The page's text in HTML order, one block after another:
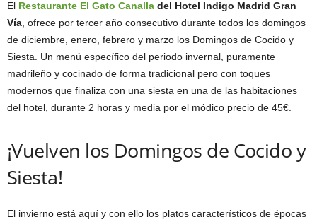
El Restaurante El Gato Canalla del Hotel Indigo Madrid Gran
Vía , ofrece por tercer año consecutivo durante todos los domingos
de diciembre, enero, febrero y marzo los Domingos de Cocido y
Siesta. Un menú específico del periodo invernal, puramente
madrileño y cocinado de forma tradicional pero con toques
modernos que finaliza con una siesta en una de las habitaciones
del hotel, durante 2 horas y media por el módico precio de 45€.
¡Vuelven los Domingos de Cocido y
Siesta!
El invierno está aquí y con ello los platos característicos de épocas